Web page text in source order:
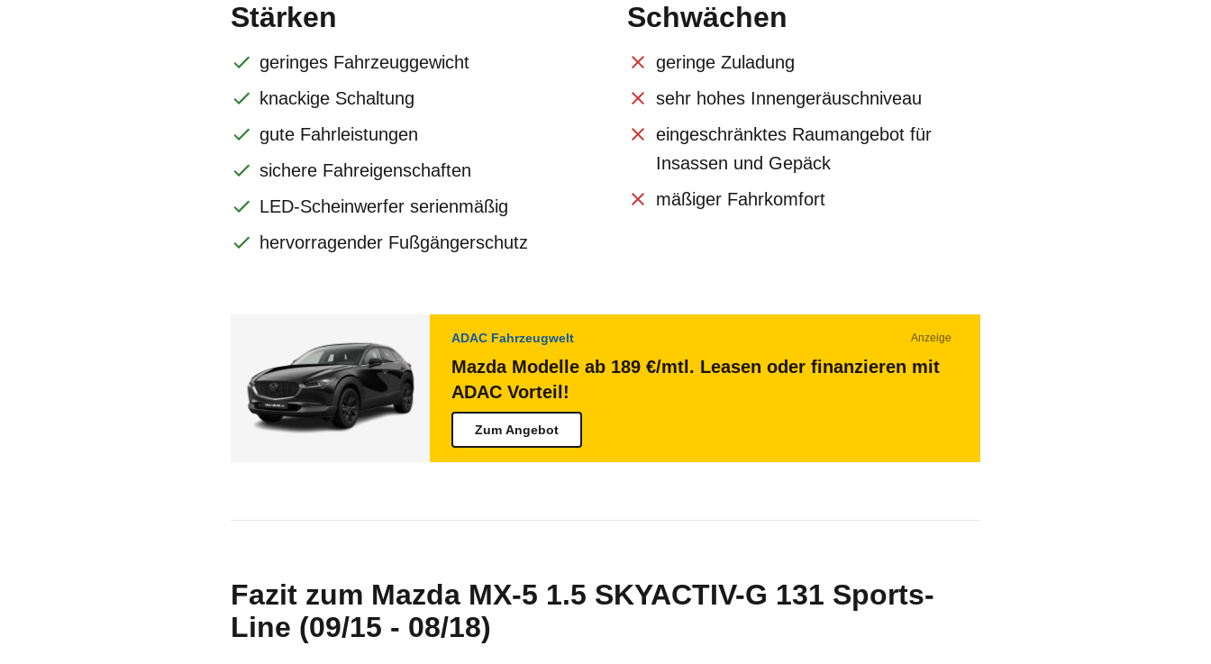
Stärken
geringes Fahrzeuggewicht
knackige Schaltung
gute Fahrleistungen
sichere Fahreigenschaften
LED-Scheinwerfer serienmäßig
hervorragender Fußgängerschutz
Schwächen
geringe Zuladung
sehr hohes Innengeräuschniveau
eingeschränktes Raumangebot für
Insassen und Gepäck
mäßiger Fahrkomfort
ADAC Fahrzeugwelt Anzeige
Mazda Modelle ab 189 €/mtl. Leasen oder finanzieren mit
ADAC Vorteil!
Zum Angebot
Fazit zum Mazda MX-5 1.5 SKYACTIV-G 131 Sports-
Line (09/15 - 08/18)